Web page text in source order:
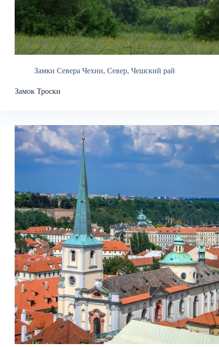
Замки Севера Чехии, Север, Чешский рай
Замок Троски